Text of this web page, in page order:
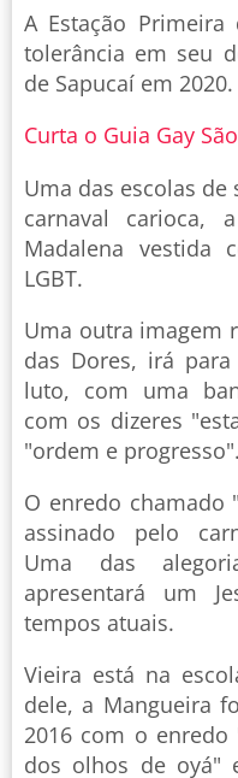
A Estação
tolerância em seu
de Sapucaí em 2020.
Curta o Guia Gay
Uma das escolas
carnaval carioca,
Madalena vestida
LGBT.
Uma outra imagem
das Dores, irá
luto, com uma
com os dizeres
"ordem e progresso".
O enredo chamado
assinado pelo
Uma das
apresentará um
tempos atuais.
Vieira está na
dele, a Mangueira
2016 com o
dos olhos de oyá"